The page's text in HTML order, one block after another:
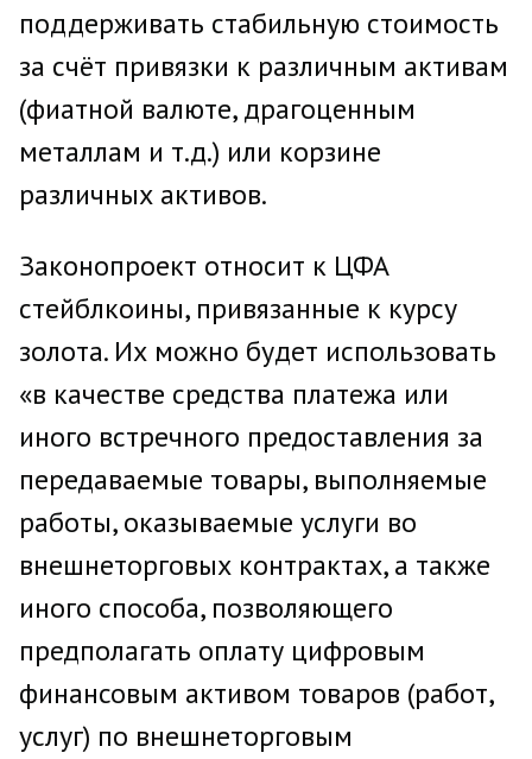
поддерживать стабильную стоимость
за счёт привязки к различным активам
(фиатной валюте, драгоценным
металлам и т.д.) или корзине
различных активов.
Законопроект относит к ЦФА
стейблкоины, привязанные к курсу
золота. Их можно будет использовать
«в качестве средства платежа или
иного встречного предоставления за
передаваемые товары, выполняемые
работы, оказываемые услуги во
внешнеторговых контрактах, а также
иного способа, позволяющего
предполагать оплату цифровым
финансовым активом товаров (работ,
услуг) по внешнеторговым